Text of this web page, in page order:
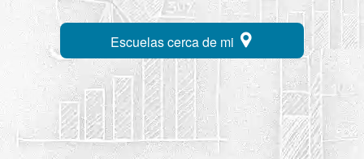
Escuelas cerca de mi